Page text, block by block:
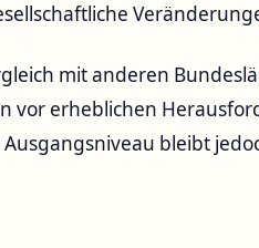
mit anderen
vor erheblichen
bleibt